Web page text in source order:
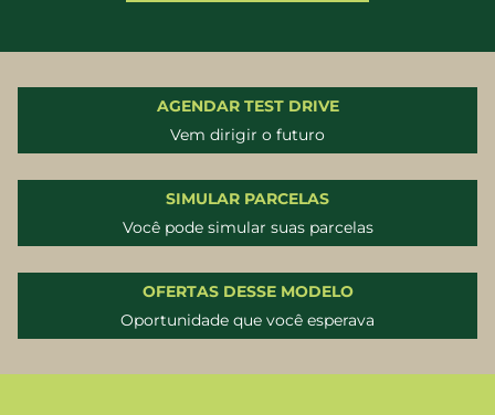
AGENDAR TEST DRIVE
Vem dirigir o futuro
SIMULAR PARCELAS
Você pode simular suas parcelas
OFERTAS DESSE MODELO
Oportunidade que você esperava